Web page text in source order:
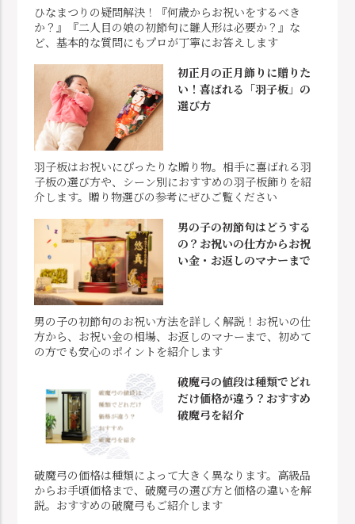
ひなまつりの疑問解決！『何歳からお祝いをするべき
か？』『二人目の娘の初節句に雛人形は必要か？』な
ど、基本的な質問にもプロが丁寧にお答えします
初正月の正月飾りに贈りた
い！喜ばれる「羽子板」の
選び方
羽子板はお祝いにぴったりな贈り物。相手に喜ばれる羽
子板の選び方や、シーン別におすすめの羽子板飾りを紹
介します。贈り物選びの参考にぜひご覧ください
男の子の初節句はどうする
の？お祝いの仕方からお祝
い金・お返しのマナーまで
男の子の初節句のお祝い方法を詳しく解説！お祝いの仕
方から、お祝い金の相場、お返しのマナーまで、初めて
の方でも安心のポイントを紹介します
破魔弓の値段は種類でどれ
だけ価格が違う？おすすめ
破魔弓を紹介
破魔弓の価格は種類によって大きく異なります。高級品
からお手頃価格まで、破魔弓の選び方と価格の違いを解
説。おすすめの破魔弓もご紹介します